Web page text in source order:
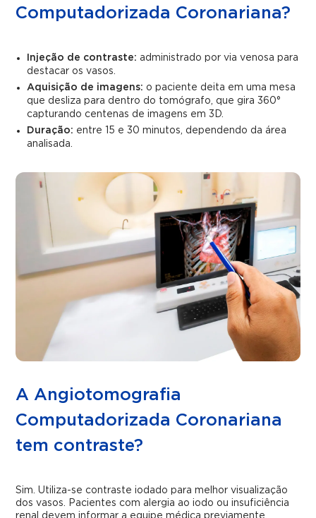
Computadorizada Coronariana?
Injeção de contraste: administrado por via venosa para
destacar os vasos.
Aquisição de imagens: o paciente deita em uma mesa
que desliza para dentro do tomógrafo, que gira 360°
capturando centenas de imagens em 3D.
Duração: entre 15 e 30 minutos, dependendo da área
analisada.
A Angiotomografia
Computadorizada Coronariana
tem contraste?
Sim. Utiliza-se contraste iodado para melhor visualização
dos vasos. Pacientes com alergia ao iodo ou insuficiência
renal devem informar a equipe médica previamente.